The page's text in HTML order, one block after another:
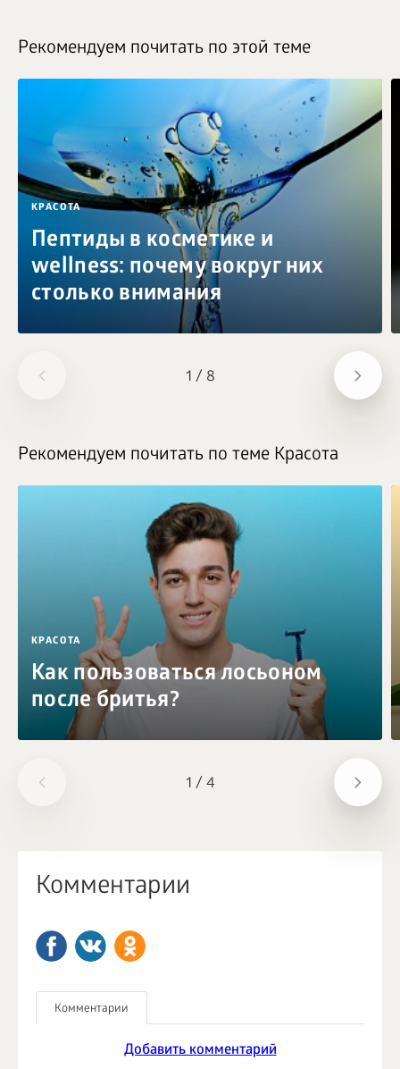
1 / 8
Рекомендуем почитать по этой теме
КРАСОТА
Пептиды в косметике и
wellness: почему вокруг них
столько внимания
1 / 4
Рекомендуем почитать по теме Красота
КРАСОТА
Как пользоваться лосьоном
после бритья?
Комментарии
Комментарии
Добавить комментарий